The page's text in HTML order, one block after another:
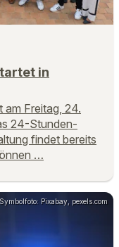
in
am Freitag, 24.
24-Stunden-
findet bereits
…
Symbolfoto: Pixabay, pexels.com